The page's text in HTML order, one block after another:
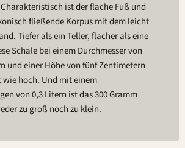
ist der flache Fuß und
fließende Korpus mit dem leicht
Tiefer als ein Teller, flacher als eine
Schale bei einem Durchmesser von
und einer Höhe von fünf Zentimetern
hoch. Und mit einem
von 0,3 Litern ist das 300 Gramm
zu groß noch zu klein.